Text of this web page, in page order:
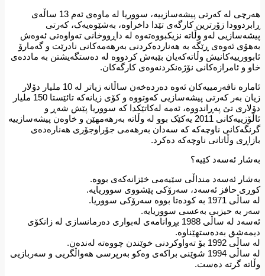
هەرچی لە کەرتی پیشەسازییە، سووریا لە ماوەی ئەم 13 ساڵەی
ڕابردوودا زۆرترین کارگەی تێدا داخراوە، بەشێوەیەک، کەرتی
پیشەسازیی لەو وڵاتە نزیکبووەتەوە لە داڕووخانی تەواوەتی ئەوەش
بەهۆی ئەوەی ڕێگە بە هەناردەکردنی بەرهەمەکانی نادرێت و گەمارۆ
ئابوورییەکانیش وڵاتەکەیان بێبەش کردووە لە دەستگەیشتن بە ماددەی
خاو و ئامرازەکانی نۆژەنکردنەوەی کارگەکان.
ئامارە نافەرمییەکان ئەوە دەردەخەن ساڵانە زیاتر لە 10 ملیار دۆلار
زیان بەر کەرتی پیشەسازیی کەوتووە و کۆی زیانەکە تائێستا 150 ملیار
دۆلاری تێ پەڕاندووە، ئەمە لەکاتێکدا کە سووریا پێش شەڕ و
ئاڵۆزییەکانی 2011 یەکێک بوو لە وڵاتە بەرهەمهێن و خاوەن پیشەسازییە
گرنگەکانی ناوچەکە کە سەدان بەرهەمی جۆراوجۆری هەنارەدەی
بازاڕی وڵاتانی ناوچەکە دەکرد.
بەشار ئەسەد کێیە؟
بەشار ئەسەد منداڵی سێیەمی خێزانەکەی بووە.
کوڕی حافز ئەسەد، سەرۆکی پێشووی سووریایە.
لە ساڵی 1971 بە کودەتا بووە سەرۆکی سووریا.
سەر بە حیزبی بەعسی سووریایە.
ئەسەد لە ساڵی 1988 بڕوانامەی لەبواری دەرمانسازی لە زانکۆی
دیمەشق بەدەستهێناوە.
لە ساڵی 1992 بۆ تەواوکردنی خوێندن چووەتە لەندەن.
لە ساڵی 1994 شوێنی براکەی وەکو بەرپرسی هەواڵگریی و سەربازیی
وڵاتە گرتە دەست.